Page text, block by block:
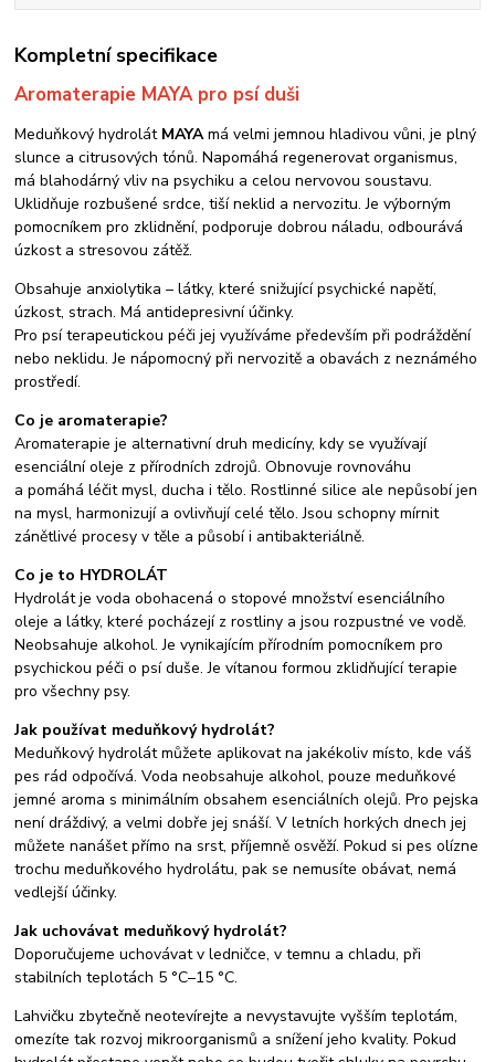
Kompletní specifikace
Aromaterapie MAYA pro psí duši
Meduňkový hydrolát MAYAmá velmi jemnou hladivou vůni, je plný
slunce a citrusových tónů. Napomáhá regenerovat organismus,
má blahodárný vliv na psychiku a celou nervovou soustavu.
Uklidňuje rozbušené srdce, tiší neklid a nervozitu. Je výborným
pomocníkem pro zklidnění, podporuje dobrou náladu, odbourává
úzkost a stresovou zátěž.
Obsahuje anxiolytika – látky, které snižující psychické napětí,
úzkost, strach. Má antidepresivní účinky.
Pro psí terapeutickou péči jej využíváme především při podráždění
nebo neklidu. Je nápomocný při nervozitě a obavách z neznámého
prostředí.
Co je aromaterapie?
Aromaterapie je alternativní druh medicíny, kdy se využívají
esenciální oleje z přírodních zdrojů. Obnovuje rovnováhu
a pomáhá léčit mysl, ducha i tělo. Rostlinné silice ale nepůsobí jen
na mysl, harmonizují a ovlivňují celé tělo. Jsou schopny mírnit
zánětlivé procesy v těle a působí i antibakteriálně.
Co je to HYDROLÁT
Hydrolát je voda obohacená o stopové množství esenciálního
oleje a látky, které pocházejí z rostliny a jsou rozpustné ve vodě.
Neobsahuje alkohol. Je vynikajícím přírodním pomocníkem pro
psychickou péči o psí duše. Je vítanou formou zklidňující terapie
pro všechny psy.
Jak používat meduňkový hydrolát?
Meduňkový hydrolát můžete aplikovat na jakékoliv místo, kde váš
pes rád odpočívá. Voda neobsahuje alkohol, pouze meduňkové
jemné aroma s minimálním obsahem esenciálních olejů. Pro pejska
není dráždivý, a velmi dobře jej snáší. V letních horkých dnech jej
můžete nanášet přímo na srst, příjemně osvěží. Pokud si pes olízne
trochu meduňkového hydrolátu, pak se nemusíte obávat, nemá
vedlejší účinky.
Jak uchovávat meduňkový hydrolát?
Doporučujeme uchovávat v ledničce, v temnu a chladu, při
stabilních teplotách 5 °C–15 °C.
Lahvičku zbytečně neotevírejte a nevystavujte vyšším teplotám,
omezíte tak rozvoj mikroorganismů a snížení jeho kvality. Pokud